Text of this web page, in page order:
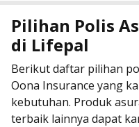
Pilihan Polis
di Lifepal
Berikut daftar pilihan
Oona Insurance yang
kebutuhan. Produk
terbaik lainnya dapat